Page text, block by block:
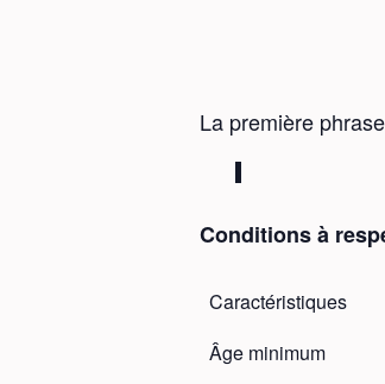
La première
Conditions à
Caractéristiques
Âge minimum